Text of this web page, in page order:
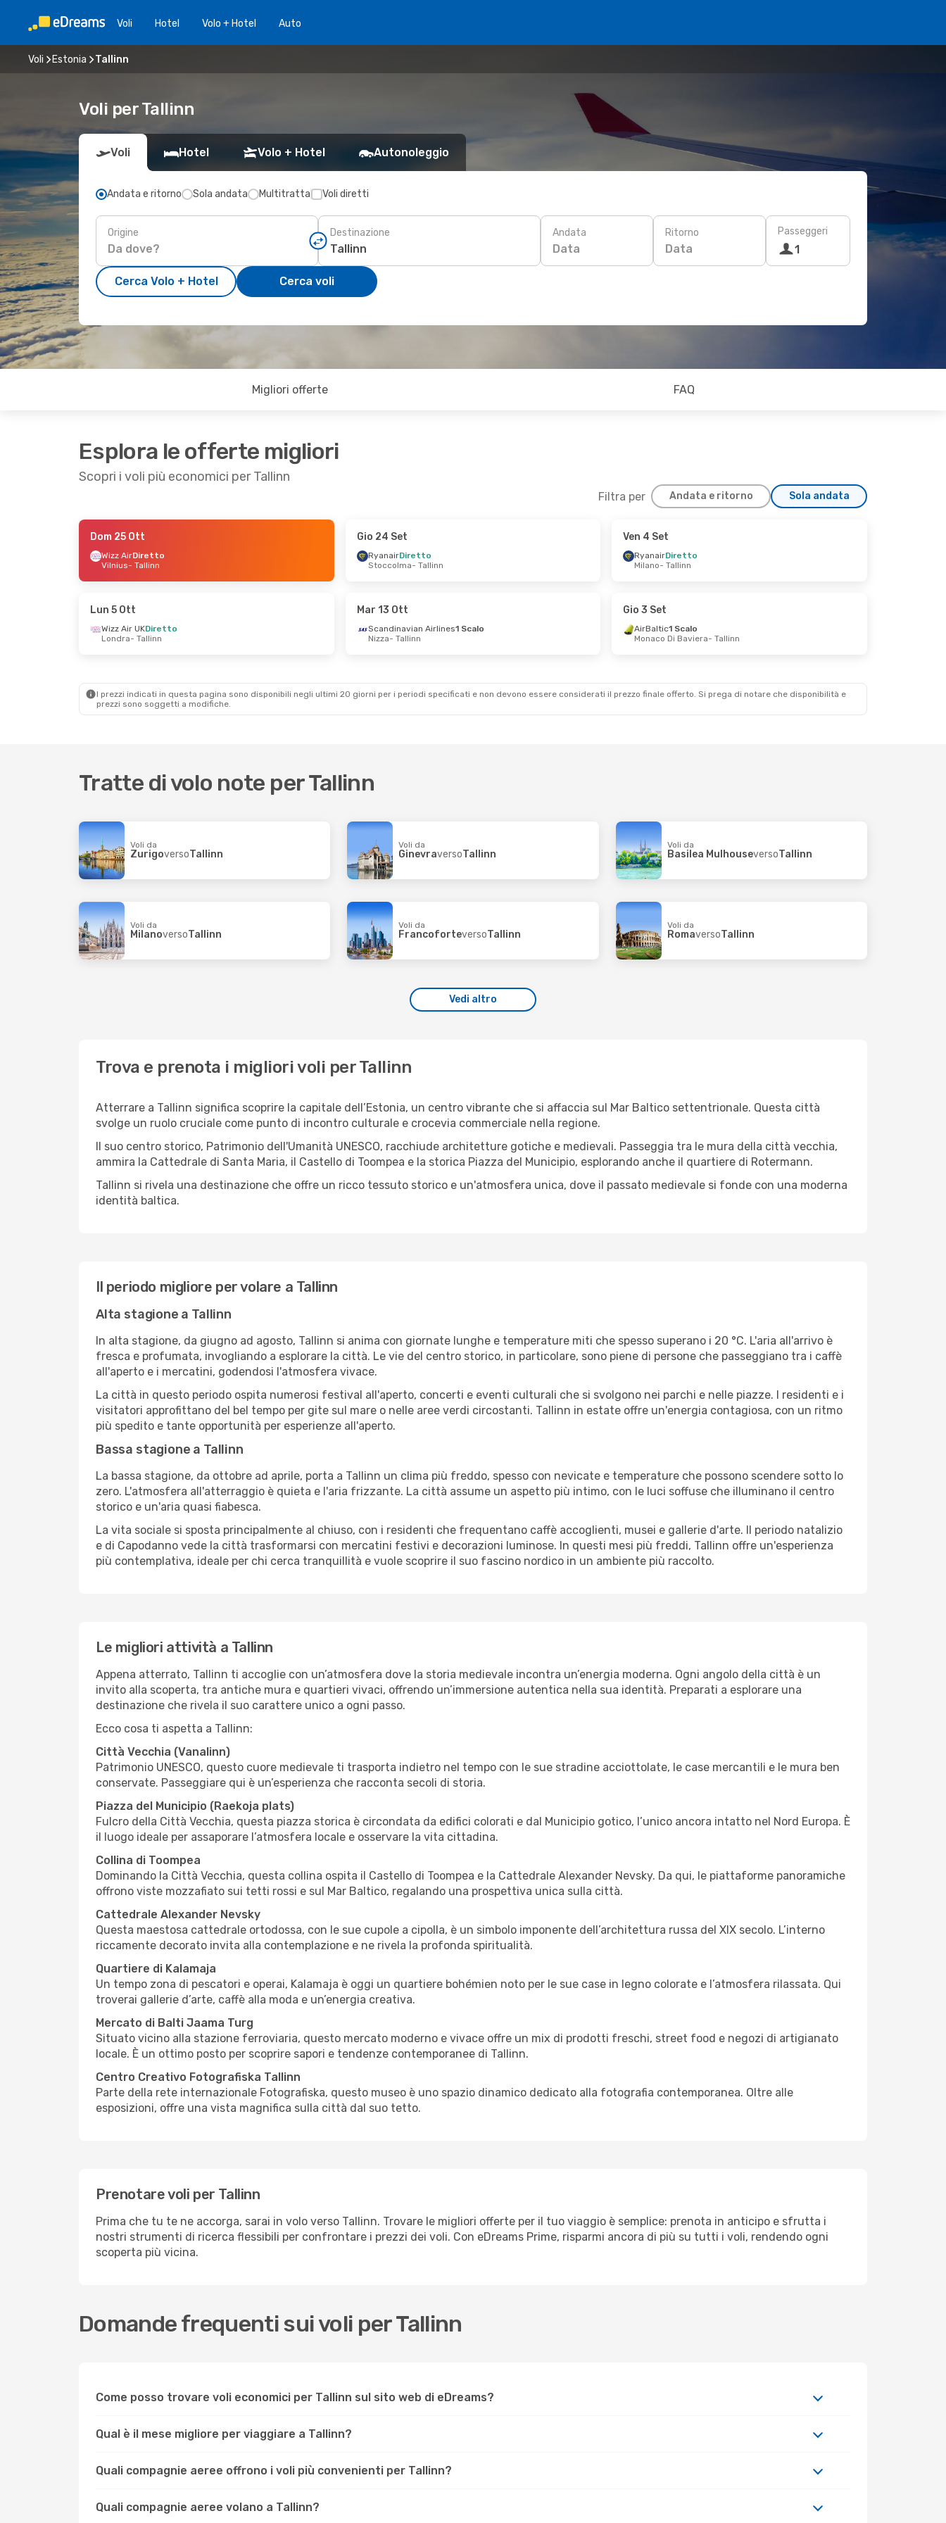
Voli Hotel Volo + Hotel Auto
Voli Estonia Tallinn
Voli per Tallinn
Voli Hotel Volo + Hotel Autonoleggio
Andata e ritorno Sola andata Multitratta Voli diretti
Origine Destinazione Andata
Data
Ritorno
Data
Passeggeri
1
Cerca Volo + Hotel Cerca voli
Migliori offerte FAQ
Esplora le offerte migliori
Scopri i voli più economici per Tallinn
Filtra per Andata e ritorno Sola andata
- Lun 28 Set
- Tallinn
- Mer 28 Ott
- Tallinn
- Gio 10 Set
- Lun 19 Ott
- Milano
- Lun 31 Ago
Diretto
- Zurigo
Dom 25 Ott
Wizz AirDiretto
Vilnius- Tallinn
Gio 24 Set
RyanairDiretto
Stoccolma- Tallinn
Ven 4 Set
RyanairDiretto
Milano- Tallinn
Lun 5 Ott
Wizz Air UKDiretto
Londra- Tallinn
Mar 13 Ott
Scandinavian Airlines1 Scalo
Nizza- Tallinn
Gio 3 Set
AirBaltic1 Scalo
Monaco Di Baviera- Tallinn
I prezzi indicati in questa pagina sono disponibili negli ultimi 20 giorni per i periodi specificati e non devono essere considerati il ​​prezzo finale offerto. Si prega di notare che disponibilità e
prezzi sono soggetti a modifiche.
Tratte di volo note per Tallinn
Voli da
ZurigoversoTallinn
Voli da
GinevraversoTallinn
Voli da
Basilea MulhouseversoTallinn
Voli da
MilanoversoTallinn
Voli da
FrancoforteversoTallinn
Voli da
RomaversoTallinn
Vedi altro
Trova e prenota i migliori voli per Tallinn
Atterrare a Tallinn significa scoprire la capitale dell’Estonia, un centro vibrante che si affaccia sul Mar Baltico settentrionale. Questa città
svolge un ruolo cruciale come punto di incontro culturale e crocevia commerciale nella regione.
Il suo centro storico, Patrimonio dell'Umanità UNESCO, racchiude architetture gotiche e medievali. Passeggia tra le mura della città vecchia,
ammira la Cattedrale di Santa Maria, il Castello di Toompea e la storica Piazza del Municipio, esplorando anche il quartiere di Rotermann.
Tallinn si rivela una destinazione che offre un ricco tessuto storico e un'atmosfera unica, dove il passato medievale si fonde con una moderna
identità baltica.
Il periodo migliore per volare a Tallinn
Alta stagione a Tallinn
In alta stagione, da giugno ad agosto, Tallinn si anima con giornate lunghe e temperature miti che spesso superano i 20 °C. L'aria all'arrivo è
fresca e profumata, invogliando a esplorare la città. Le vie del centro storico, in particolare, sono piene di persone che passeggiano tra i caffè
all'aperto e i mercatini, godendosi l'atmosfera vivace.
La città in questo periodo ospita numerosi festival all'aperto, concerti e eventi culturali che si svolgono nei parchi e nelle piazze. I residenti e i
visitatori approfittano del bel tempo per gite sul mare o nelle aree verdi circostanti. Tallinn in estate offre un'energia contagiosa, con un ritmo
più spedito e tante opportunità per esperienze all'aperto.
Bassa stagione a Tallinn
La bassa stagione, da ottobre ad aprile, porta a Tallinn un clima più freddo, spesso con nevicate e temperature che possono scendere sotto lo
zero. L'atmosfera all'atterraggio è quieta e l'aria frizzante. La città assume un aspetto più intimo, con le luci soffuse che illuminano il centro
storico e un'aria quasi fiabesca.
La vita sociale si sposta principalmente al chiuso, con i residenti che frequentano caffè accoglienti, musei e gallerie d'arte. Il periodo natalizio
e di Capodanno vede la città trasformarsi con mercatini festivi e decorazioni luminose. In questi mesi più freddi, Tallinn offre un'esperienza
più contemplativa, ideale per chi cerca tranquillità e vuole scoprire il suo fascino nordico in un ambiente più raccolto.
Le migliori attività a Tallinn
Appena atterrato, Tallinn ti accoglie con un’atmosfera dove la storia medievale incontra un’energia moderna. Ogni angolo della città è un
invito alla scoperta, tra antiche mura e quartieri vivaci, offrendo un’immersione autentica nella sua identità. Preparati a esplorare una
destinazione che rivela il suo carattere unico a ogni passo.
Ecco cosa ti aspetta a Tallinn:
Città Vecchia (Vanalinn)
Patrimonio UNESCO, questo cuore medievale ti trasporta indietro nel tempo con le sue stradine acciottolate, le case mercantili e le mura ben
conservate. Passeggiare qui è un’esperienza che racconta secoli di storia.
Piazza del Municipio (Raekoja plats)
Fulcro della Città Vecchia, questa piazza storica è circondata da edifici colorati e dal Municipio gotico, l’unico ancora intatto nel Nord Europa. È
il luogo ideale per assaporare l’atmosfera locale e osservare la vita cittadina.
Collina di Toompea
Dominando la Città Vecchia, questa collina ospita il Castello di Toompea e la Cattedrale Alexander Nevsky. Da qui, le piattaforme panoramiche
offrono viste mozzafiato sui tetti rossi e sul Mar Baltico, regalando una prospettiva unica sulla città.
Cattedrale Alexander Nevsky
Questa maestosa cattedrale ortodossa, con le sue cupole a cipolla, è un simbolo imponente dell’architettura russa del XIX secolo. L’interno
riccamente decorato invita alla contemplazione e ne rivela la profonda spiritualità.
Quartiere di Kalamaja
Un tempo zona di pescatori e operai, Kalamaja è oggi un quartiere bohémien noto per le sue case in legno colorate e l’atmosfera rilassata. Qui
troverai gallerie d’arte, caffè alla moda e un’energia creativa.
Mercato di Balti Jaama Turg
Situato vicino alla stazione ferroviaria, questo mercato moderno e vivace offre un mix di prodotti freschi, street food e negozi di artigianato
locale. È un ottimo posto per scoprire sapori e tendenze contemporanee di Tallinn.
Centro Creativo Fotografiska Tallinn
Parte della rete internazionale Fotografiska, questo museo è uno spazio dinamico dedicato alla fotografia contemporanea. Oltre alle
esposizioni, offre una vista magnifica sulla città dal suo tetto.
Prenotare voli per Tallinn
Prima che tu te ne accorga, sarai in volo verso Tallinn. Trovare le migliori offerte per il tuo viaggio è semplice: prenota in anticipo e sfrutta i
nostri strumenti di ricerca flessibili per confrontare i prezzi dei voli. Con eDreams Prime, risparmi ancora di più su tutti i voli, rendendo ogni
scoperta più vicina.
Domande frequenti sui voli per Tallinn
Come posso trovare voli economici per Tallinn sul sito web di eDreams?
Qual è il mese migliore per viaggiare a Tallinn?
Quali compagnie aeree offrono i voli più convenienti per Tallinn?
Quali compagnie aeree volano a Tallinn?